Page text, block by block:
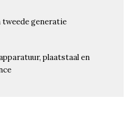
generatie
plaatstaal en